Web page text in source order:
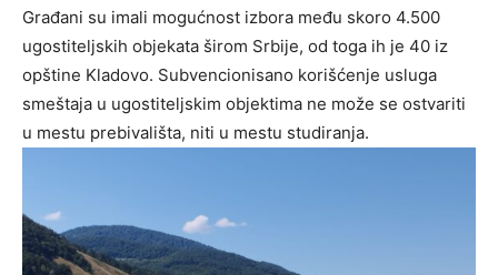
Građani su imali mogućnost izbora među skoro 4.500
ugostiteljskih objekata širom Srbije, od toga ih je 40 iz
opštine Kladovo. Subvencionisano korišćenje usluga
smeštaja u ugostiteljskim objektima ne može se ostvariti
u mestu prebivališta, niti u mestu studiranja.